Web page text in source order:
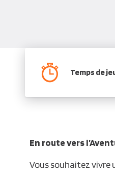
Temps de
En route vers
Vous souhaitez vivre